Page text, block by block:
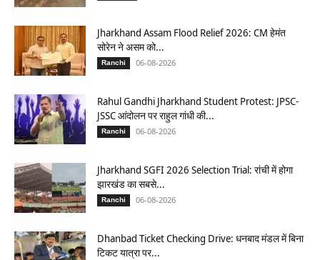
Jharkhand Assam Flood Relief 2026: CM हेमंत
सोरेन ने असम को...
Ranchi 06-08-2026
Rahul Gandhi Jharkhand Student Protest: JPSC-
JSSC आंदोलन पर राहुल गांधी की...
Ranchi 06-08-2026
Jharkhand SGFI 2026 Selection Trial: रांची में होगा
झारखंड का सबसे...
Ranchi 06-08-2026
Dhanbad Ticket Checking Drive: धनबाद मंडल में बिना
टिकट यात्रा पर...